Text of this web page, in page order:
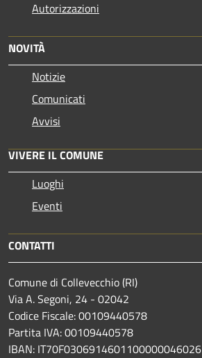
Autorizzazioni
NOVITÀ
Notizie
Comunicati
Avvisi
VIVERE IL COMUNE
Luoghi
Eventi
CONTATTI
Comune di Collevecchio (RI)
Via A. Segoni, 24 - 02042
Codice Fiscale: 00109440578
Partita IVA: 00109440578
IBAN: IT70F0306914601100000046026